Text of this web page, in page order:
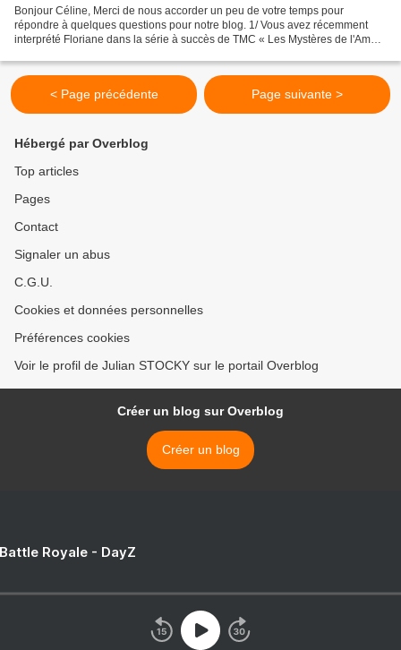
Bonjour Céline, Merci de nous accorder un peu de votre temps pour
répondre à quelques questions pour notre blog. 1/ Vous avez récemment
interprété Floriane dans la série à succès de TMC « Les Mystères de l'Amour
< Page précédente Page suivante >
Hébergé par Overblog
Top articles
Pages
Contact
Signaler un abus
C.G.U.
Cookies et données personnelles
Préférences cookies
Voir le profil de Julian STOCKY sur le portail Overblog
Créer un blog sur Overblog
Créer un blog
Royale - DayZ